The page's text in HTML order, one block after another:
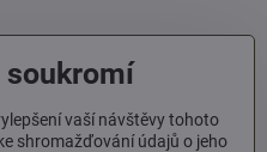
soukromí
vaší návštěvy tohoto
shromažďování údajů o jeho